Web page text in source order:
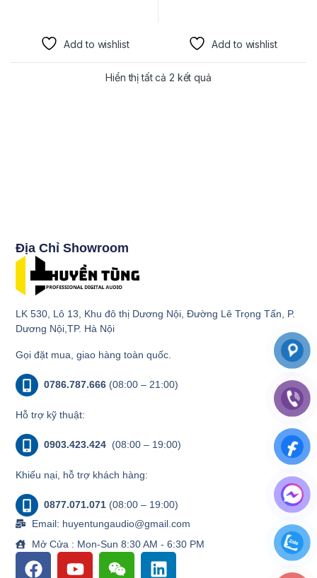
Add to wishlist Add to wishlist
Hiển thị tất cả 2 kết quả
Địa Chỉ Showroom
LK 530, Lô 13, Khu đô thị Dương Nội, Đường Lê Trọng Tấn, P.
Dương Nội,TP. Hà Nội
Gọi đặt mua, giao hàng toàn quốc.
0786.787.666 (08:00 – 21:00)
Hỗ trợ kỹ thuật:
0903.423.424 (08:00 – 19:00)
Khiếu nại, hỗ trợ khách hàng:
0877.071.071 (08:00 – 19:00)
Email: huyentungaudio@gmail.com
Mở Cửa : Mon-Sun 8:30 AM - 6:30 PM